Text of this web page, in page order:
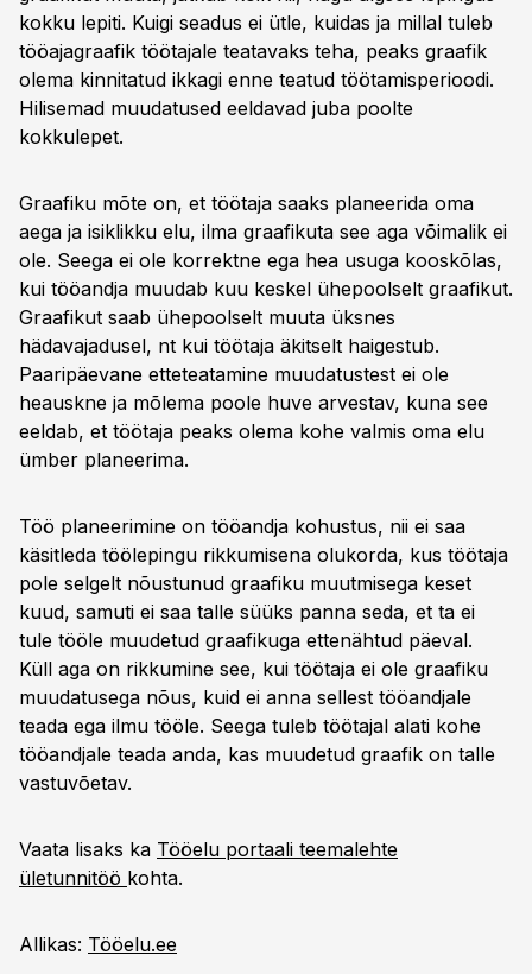
kokku lepiti. Kuigi seadus ei ütle, kuidas ja millal tuleb
tööajagraafik töötajale teatavaks teha, peaks graafik
olema kinnitatud ikkagi enne teatud töötamisperioodi.
Hilisemad muudatused eeldavad juba poolte
kokkulepet.
Graafiku mõte on, et töötaja saaks planeerida oma
aega ja isiklikku elu, ilma graafikuta see aga võimalik ei
ole. Seega ei ole korrektne ega hea usuga kooskõlas,
kui tööandja muudab kuu keskel ühepoolselt graafikut.
Graafikut saab ühepoolselt muuta üksnes
hädavajadusel, nt kui töötaja äkitselt haigestub.
Paaripäevane etteteatamine muudatustest ei ole
heauskne ja mõlema poole huve arvestav, kuna see
eeldab, et töötaja peaks olema kohe valmis oma elu
ümber planeerima.
Töö planeerimine on tööandja kohustus, nii ei saa
käsitleda töölepingu rikkumisena olukorda, kus töötaja
pole selgelt nõustunud graafiku muutmisega keset
kuud, samuti ei saa talle süüks panna seda, et ta ei
tule tööle muudetud graafikuga ettenähtud päeval.
Küll aga on rikkumine see, kui töötaja ei ole graafiku
muudatusega nõus, kuid ei anna sellest tööandjale
teada ega ilmu tööle. Seega tuleb töötajal alati kohe
tööandjale teada anda, kas muudetud graafik on talle
vastuvõetav.
Vaata lisaks ka Tööelu portaali teemalehte
ületunnitöö kohta.
Allikas: Tööelu.ee